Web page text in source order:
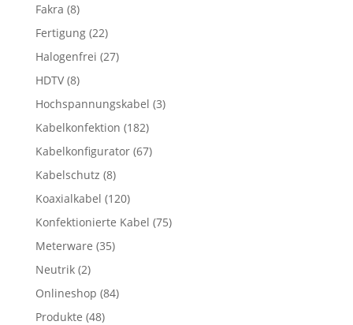
Fakra (8)
Fertigung(22)
Halogenfrei (27)
HDTV(8)
Hochspannungskabel (3)
Kabelkonfektion (182)
Kabelkonfigurator(67)
Kabelschutz (8)
Koaxialkabel (120)
Konfektionierte Kabel (75)
Meterware (35)
Neutrik(2)
Onlineshop (84)
Produkte (48)